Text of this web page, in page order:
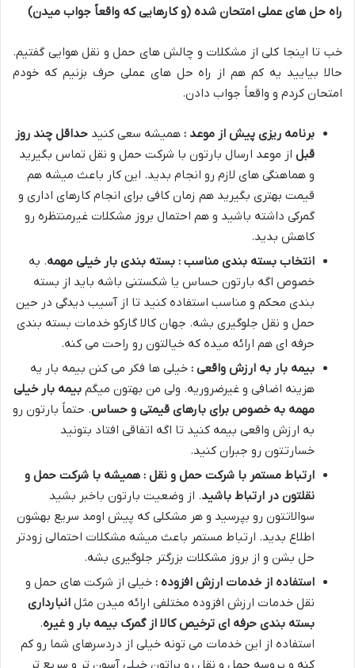
راه حل های عملی امتحان شده (و کارهایی که واقعاً جواب میدن)
خب تا اینجا کلی از مشکلات و چالش های حمل و نقل هوایی گفتیم.
حالا بیایید یه کم هم از راه حل های عملی حرف بزنیم که خودم
امتحان کردم و واقعاً جواب دادن.
برنامه ریزی پیش از موعد : همیشه سعی کنید حداقل چند روز
قبل از موعد ارسال بارتون با شرکت حمل و نقل تماس بگیرید
و هماهنگی های لازم رو انجام بدید. این کار باعث میشه هم
قیمت بهتری بگیرید هم زمان کافی برای انجام کارهای اداری و
گمرکی داشته باشید و هم احتمال بروز مشکلات غیرمنتظره رو
کاهش بدید.
انتخاب بسته بندی مناسب : بسته بندی بار خیلی مهمه. به
خصوص اگه بارتون حساس یا شکستنی باشه باید از بسته
بندی محکم و مناسب استفاده کنید تا از آسیب دیدگی در حین
حمل و نقل جلوگیری بشه. جهان کالا گارکو خدمات بسته بندی
حرفه ای هم ارائه میده که خیالتون رو راحت می کنه.
بیمه بار به ارزش واقعی : خیلی ها فکر می کنن بیمه بار یه
هزینه اضافی و غیرضروریه. ولی من بهتون میگم بیمه بار خیلی
مهمه به خصوص برای بارهای قیمتی و حساس. حتماً بارتون رو
به ارزش واقعی بیمه کنید تا اگه اتفاقی افتاد بتونید
خسارتتون رو جبران کنید.
ارتباط مستمر با شرکت حمل و نقل : همیشه با شرکت حمل و
نقلتون در ارتباط باشید. از وضعیت بارتون باخبر بشید
سوالاتتون رو بپرسید و هر مشکلی که پیش اومد سریع بهشون
اطلاع بدید. ارتباط مستمر باعث میشه مشکلات احتمالی زودتر
حل بشن و از بروز مشکلات بزرگتر جلوگیری بشه.
استفاده از خدمات ارزش افزوده : خیلی از شرکت های حمل و
نقل خدمات ارزش افزوده مختلفی ارائه میدن مثل انبارداری
بسته بندی حرفه ای ترخیص کالا از گمرک بیمه بار و غیره.
استفاده از این خدمات می تونه خیلی از دردسرهای شما رو کم
کنه و پروسه حمل و نقل رو براتون خیلی آسون تر و سریع تر